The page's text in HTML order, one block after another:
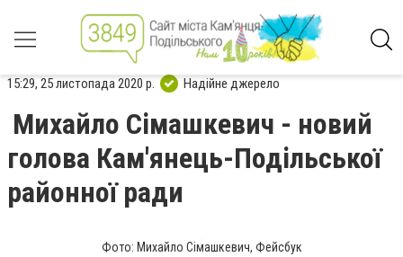
15:29, 25 листопада 2020 р. Надійне джерело
Михайло Сімашкевич - новий
голова Кам'янець-Подільської
районної ради
Фото: Михайло Сімашкевич, Фейсбук